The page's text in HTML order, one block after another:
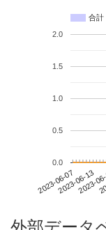
合計
2023-06-072023-06-13
2023-
0.0
0.5
1.0
1.5
2.0